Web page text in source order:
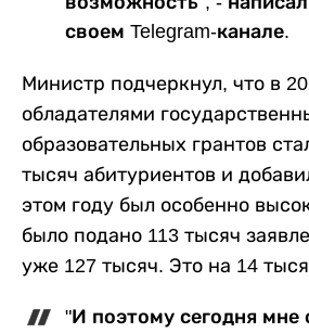
своем Telegram-канале.
Министр подчеркнул, что в
обладателями
образовательных грантов
тысяч абитуриентов и
этом году был особенно
было подано 113 тысяч
уже 127 тысяч. Это на 14
"И поэтому сегодня мне